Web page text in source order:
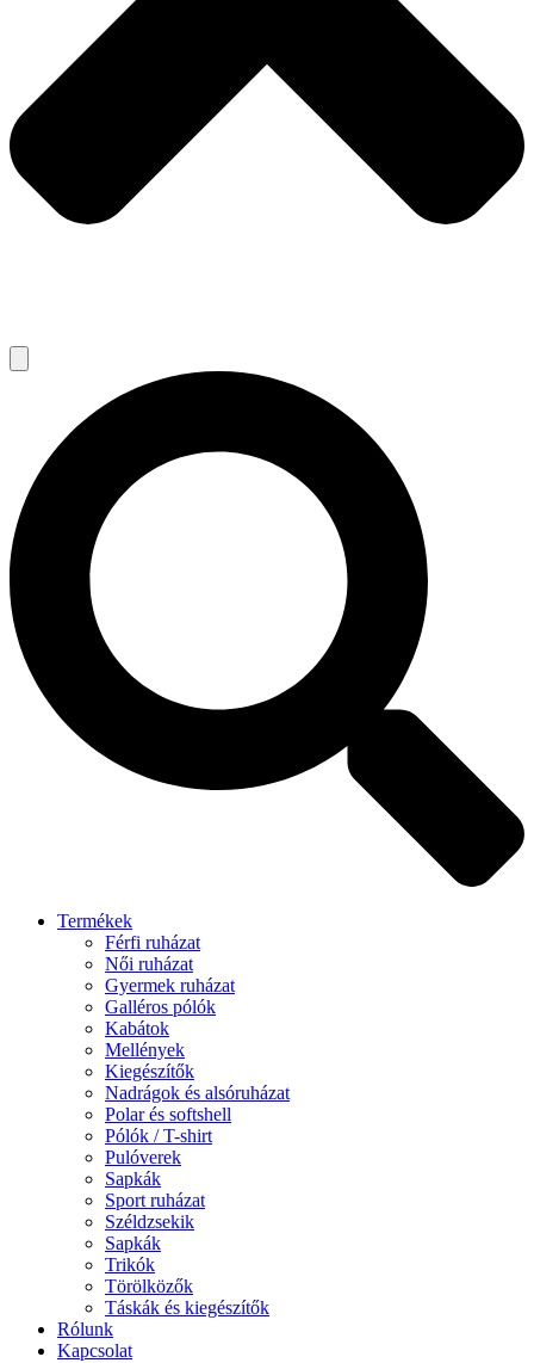
Termékek
Férfi ruházat
Női ruházat
Gyermek ruházat
Galléros pólók
Kabátok
Mellények
Kiegészítők
Nadrágok és alsóruházat
Polar és softshell
Pólók / T-shirt
Pulóverek
Sapkák
Sport ruházat
Széldzsekik
Sapkák
Trikók
Törölközők
Táskák és kiegészítők
Rólunk
Kapcsolat